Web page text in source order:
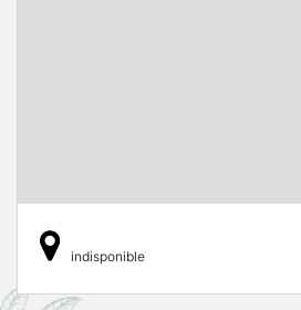
indisponible